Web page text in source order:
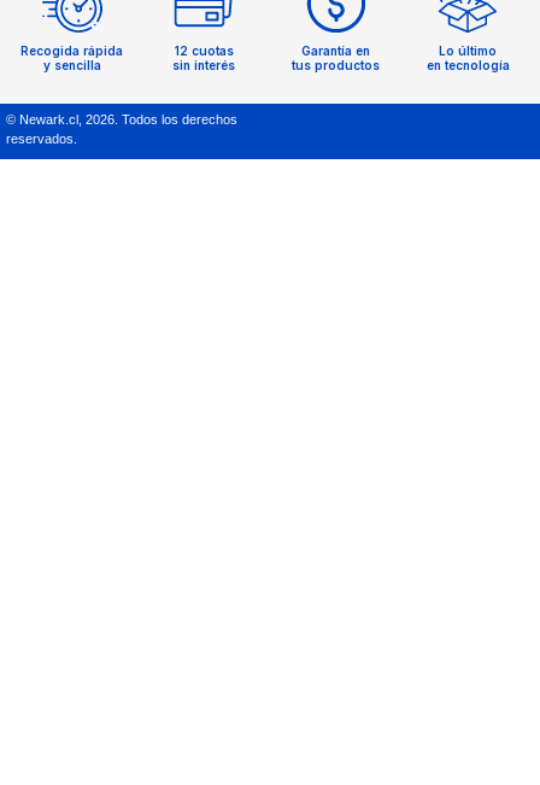
Recogida rápida
y sencilla
12 cuotas
sin interés
Garantía en
tus productos
Lo último
en tecnología
© Newark.cl, 2026 . Todos los derechos
reservados.